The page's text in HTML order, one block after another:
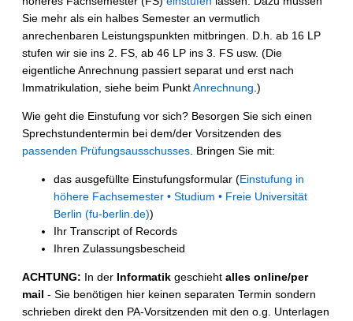
Sie mehr als ein halbes Semester an vermutlich
anrechenbaren Leistungspunkten mitbringen. D.h. ab 16 LP
stufen wir sie ins 2. FS, ab 46 LP ins 3. FS usw. (Die
eigentliche Anrechnung passiert separat und erst nach
Immatrikulation, siehe beim PunktAnrechnung .)
Wie geht die Einstufung vor sich? Besorgen Sie sich einen
Sprechstundentermin bei dem/der Vorsitzenden des
passenden Prüfungsausschusses . Bringen Sie mit:
das ausgefüllte Einstufungsformular (Einstufung in
höhere Fachsemester • Studium • Freie Universität
Berlin (fu-berlin.de))
Ihr Transcript of Records
Ihren Zulassungsbescheid
ACHTUNG: In der Informatik geschieht alles online/per
mail - Sie benötigen hier keinen separaten Termin sondern
schrieben direkt den PA-Vorsitzenden mit den o.g. Unterlagen